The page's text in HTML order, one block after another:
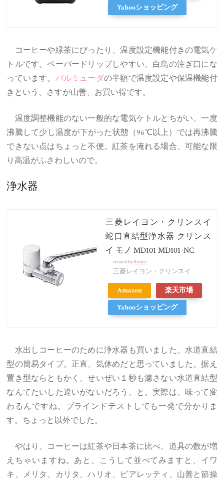
Yahooショッピング
コーヒーや緑茶にぴったり、温度設定機能付きの電気ケ
トルです。ペーパードリップしやすい、白鳥の注ぎ口にな
っています。 バルミューダの半額で温度設定や保温機能付
きという、さすが山善、お買い得です。
温度調整機能のない一般的な電気ケトルとちがい、一度
沸騰して少し温度が下がった状態（96℃以上）では再沸騰
できない点はちょっと不便。紅茶を淹れる場合、可能な限
り高温がふさわしいので。
浄水器
三菱レイヨン・クリンスイ
蛇口直結型浄水器 クリンス
イ モノ MD101 MD101-NC
created byRinker
三菱レイヨン・クリンスイ
Amazon
楽天市場
Yahooショッピング
水出しコーヒーのために浄水器も買いました。水道直結
型の簡易タイプ。正直、気休めだと思っていました。据え
置き型ならともかく、せいぜい１秒も濾さない水道直結型
なんてたいした違いがないだろう、と。実際は、味って変
わるんですね。ブラインドテストしても一発で分かりま
す。ちょっと以外でした。
やはり、コーヒーは紅茶や日本茶に比べ、道具の数が増
えちゃいますね。あと、こうして並べてみますと、イワ
キ、メリタ、カリタ、ハリオ、ビアレッティ、山善と節操